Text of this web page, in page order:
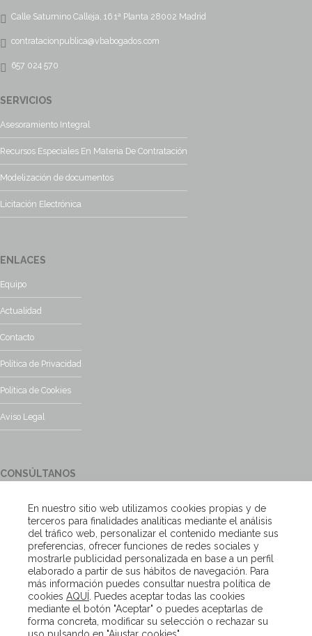
Calle Saturnino Calleja, 16 1ª Planta 28002 Madrid
contratacionpublica@vbabogados.com
657 024 570
SERVICIOS
Asesoramiento Integral
Recursos Especiales En Materia De Contratación
Modelización de documentos
Licitación Electrónica
ENLACES
Equipo
Actualidad
Contacto
Política de Privacidad
Política de Cookies
Aviso Legal
CONSÚLTANOS
encantados
Escríbenos
Copyright – Van Beveren 2020
En nuestro sitio web utilizamos cookies propias y de
terceros para finalidades analíticas mediante el análisis
del tráfico web, personalizar el contenido mediante sus
preferencias, ofrecer funciones de redes sociales y
mostrarle publicidad personalizada en base a un perfil
elaborado a partir de sus hábitos de navegación. Para
más información puedes consultar nuestra política de
cookies AQUÍ
. Puedes aceptar todas las cookies
mediante el botón "Aceptar" o puedes aceptarlas de
forma concreta, modificar su selección o rechazar su